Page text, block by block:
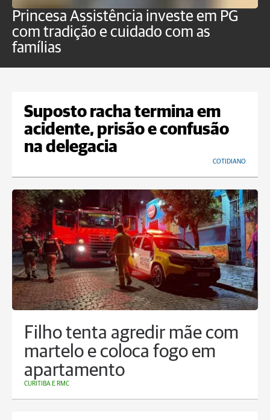
Princesa Assistência investe em PG
com tradição e cuidado com as
famílias
Suposto racha termina em
acidente, prisão e confusão
na delegacia
COTIDIANO
Filho tenta agredir mãe com
martelo e coloca fogo em
apartamento
CURITIBA E RMC